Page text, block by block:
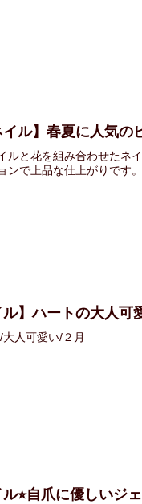
イル】春夏に人気
ルと花を組み合わせたネ
ンで上品な仕上がりです。
ル】ハートの大人可
人可愛い/２月
⭐︎自爪に優しいジ